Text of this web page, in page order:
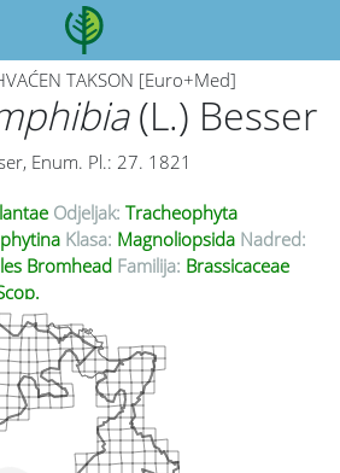
TAKSON [Euro+Med]
(L.) Besser
Enum. Pl.: 27. 1821
Odjeljak: Tracheophyta
Klasa: Magnoliopsida Nadred:
Bromhead Familija: Brassicaceae